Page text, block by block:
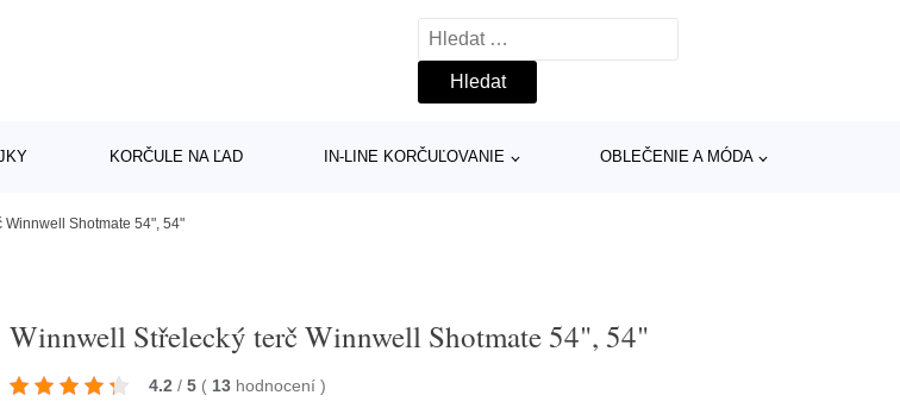
Vyhledávání
KORČULE NA ĽAD IN-LINE KORČUĽOVANIE OBLEČENIE A MÓDA
Winnwell Shotmate 54", 54"
Winnwell Střelecký terč Winnwell Shotmate 54", 54"
4.2 / 5 ( 13 hodnocení)